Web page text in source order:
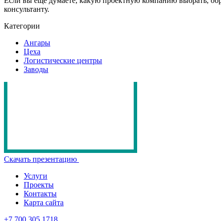
консультанту.
Категории
Ангары
Цеха
Логистические центры
Заводы
Скачать презентацию
Услуги
Проекты
Контакты
Карта сайта
+7 700 305 1718